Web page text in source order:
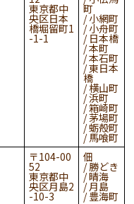
東京都中
央区日本
橋堀留町1
-1-1
町
小網町
小舟町
日本橋
本町
本石町
東日本
橋
横山町
浜町
箱崎町
茅場町
蛎殻町
馬喰町
104-00
52
東京都中
央区月島2
-10-3
佃
勝どき
晴海
月島
豊海町